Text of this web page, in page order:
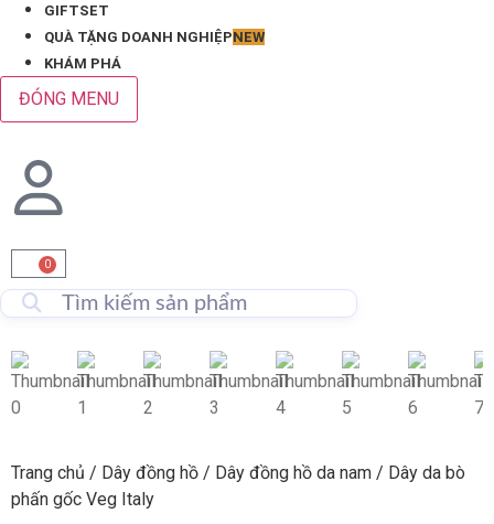
GIFTSET
QUÀ TẶNG DOANH NGHIỆPNEW
KHÁM PHÁ
ĐÓNG MENU
0
Trang chủ / Dây đồng hồ / Dây đồng hồ da nam / Dây da bò
phấn gốc Veg Italy